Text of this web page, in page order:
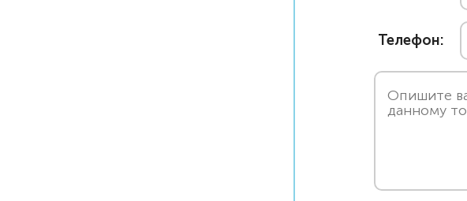
Телефон: